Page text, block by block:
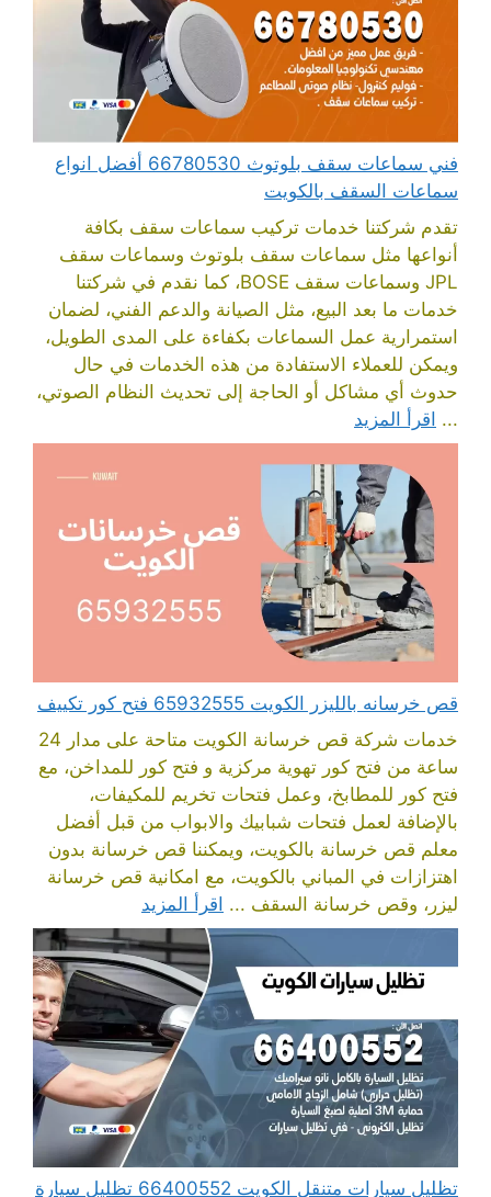
فني سماعات سقف بلوتوث 66780530 أفضل انواع
سماعات السقف بالكويت
تقدم شركتنا خدمات تركيب سماعات سقف بكافة
أنواعها مثل سماعات سقف بلوتوث وسماعات سقف
JPL وسماعات سقف BOSE، كما نقدم في شركتنا
خدمات ما بعد البيع، مثل الصيانة والدعم الفني، لضمان
استمرارية عمل السماعات بكفاءة على المدى الطويل،
ويمكن للعملاء الاستفادة من هذه الخدمات في حال
حدوث أي مشاكل أو الحاجة إلى تحديث النظام الصوتي،
... اقرأ المزيد
قص خرسانه بالليزر الكويت 65932555 فتح كور تكييف
خدمات شركة قص خرسانة الكويت متاحة على مدار 24
ساعة من فتح كور تهوية مركزية و فتح كور للمداخن، مع
فتح كور للمطابخ، وعمل فتحات تخريم للمكيفات،
بالإضافة لعمل فتحات شبابيك والابواب من قبل أفضل
معلم قص خرسانة بالكويت، ويمكننا قص خرسانة بدون
اهتزازات في المباني بالكويت، مع امكانية قص خرسانة
ليزر، وقص خرسانة السقف ... اقرأ المزيد
تظليل سيارات متنقل الكويت 66400552 تظليل سيارة